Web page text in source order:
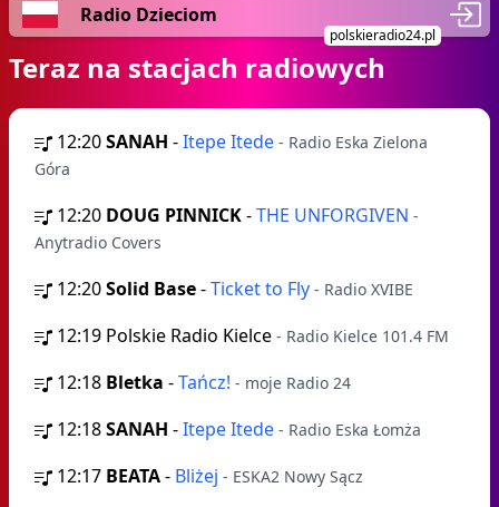
Radio Dzieciom
polskieradio24.pl
Teraz na stacjach radiowych
12:20SANAH -Itepe Itede - Radio Eska Zielona
Góra
12:20 DOUG PINNICK-THE UNFORGIVEN -
Anytradio Covers
12:20Solid Base-Ticket to Fly - Radio XVIBE
12:19 Polskie Radio Kielce - Radio Kielce 101.4 FM
12:18 Bletka -Tańcz! - moje Radio 24
12:18SANAH -Itepe Itede - Radio Eska Łomża
12:17 BEATA- Bliżej - ESKA2 Nowy Sącz